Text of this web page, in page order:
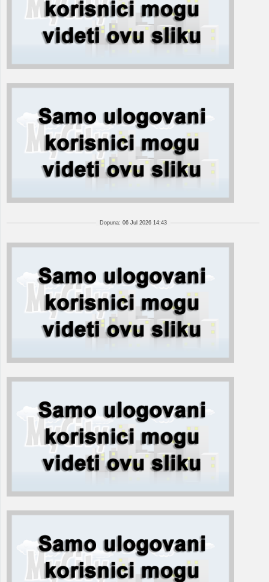
Dopuna: 06 Jul 2026 14:43